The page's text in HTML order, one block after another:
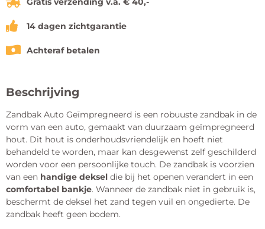
14 dagen zichtgarantie
Achteraf betalen
Beschrijving
Zandbak Auto Geïmpregneerd is een robuuste zandbak in de
vorm van een auto, gemaakt van duurzaam geïmpregneerd
hout. Dit hout is onderhoudsvriendelijk en hoeft niet
behandeld te worden, maar kan desgewenst zelf geschilderd
worden voor een persoonlijke touch. De zandbak is voorzien
van een handige deksel die bij het openen verandert in een
comfortabel bankje. Wanneer de zandbak niet in gebruik is,
beschermt de deksel het zand tegen vuil en ongedierte. De
zandbak heeft geen bodem.